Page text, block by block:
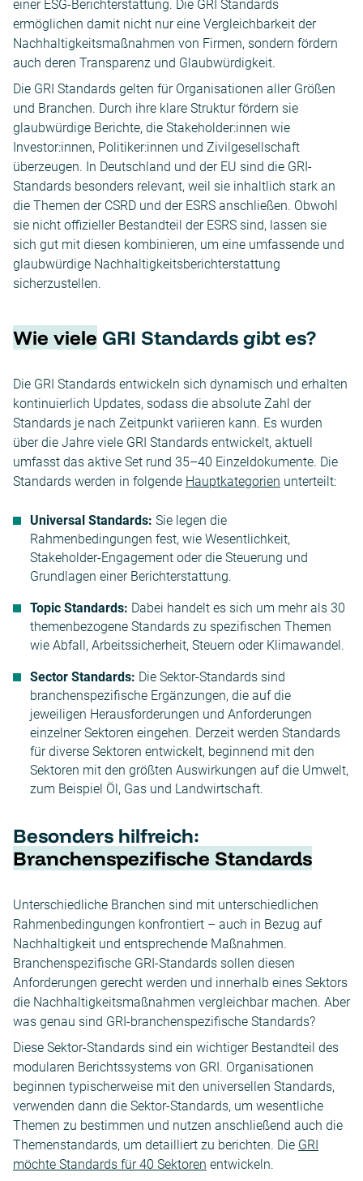
einer ESG-Berichterstattung. Die GRI Standards
ermöglichen damit nicht nur eine Vergleichbarkeit der
Nachhaltigkeitsmaßnahmen von Firmen, sondern fördern
auch deren Transparenz und Glaubwürdigkeit.
Die GRI Standards gelten für Organisationen aller Größen
und Branchen. Durch ihre klare Struktur fördern sie
glaubwürdige Berichte, die Stakeholder:innen wie
Investor:innen, Politiker:innen und Zivilgesellschaft
überzeugen. In Deutschland und der EU sind die GRI-
Standards besonders relevant, weil sie inhaltlich stark an
die Themen der CSRD und der ESRS anschließen. Obwohl
sie nicht offizieller Bestandteil der ESRS sind, lassen sie
sich gut mit diesen kombinieren, um eine umfassende und
glaubwürdige Nachhaltigkeitsberichterstattung
sicherzustellen.
Wie viele GRI Standards gibt es?
Die GRI Standards entwickeln sich dynamisch und erhalten
kontinuierlich Updates, sodass die absolute Zahl der
Standards je nach Zeitpunkt variieren kann. Es wurden
über die Jahre viele GRI Standards entwickelt, aktuell
umfasst das aktive Set rund 35–40 Einzeldokumente. Die
Standards werden in folgende Hauptkategorien unterteilt:
Universal Standards: Sie legen die
Rahmenbedingungen fest, wie Wesentlichkeit,
Stakeholder-Engagement oder die Steuerung und
Grundlagen einer Berichterstattung.
Topic Standards: Dabei handelt es sich um mehr als 30
themenbezogene Standards zu spezifischen Themen
wie Abfall, Arbeitssicherheit, Steuern oder Klimawandel.
Sector Standards: Die Sektor-Standards sind
branchenspezifische Ergänzungen, die auf die
jeweiligen Herausforderungen und Anforderungen
einzelner Sektoren eingehen. Derzeit werden Standards
für diverse Sektoren entwickelt, beginnend mit den
Sektoren mit den größten Auswirkungen auf die Umwelt,
zum Beispiel Öl, Gas und Landwirtschaft.
Besonders hilfreich:
Branchenspezifische Standards
Unterschiedliche Branchen sind mit unterschiedlichen
Rahmenbedingungen konfrontiert – auch in Bezug auf
Nachhaltigkeit und entsprechende Maßnahmen.
Branchenspezifische GRI-Standards sollen diesen
Anforderungen gerecht werden und innerhalb eines Sektors
die Nachhaltigkeitsmaßnahmen vergleichbar machen. Aber
was genau sind GRI-branchenspezifische Standards?
Diese Sektor-Standards sind ein wichtiger Bestandteil des
modularen Berichtssystems von GRI. Organisationen
beginnen typischerweise mit den universellen Standards,
verwenden dann die Sektor-Standards, um wesentliche
Themen zu bestimmen und nutzen anschließend auch die
Themenstandards, um detailliert zu berichten. Die GRI
möchte Standards für 40 Sektoren entwickeln.